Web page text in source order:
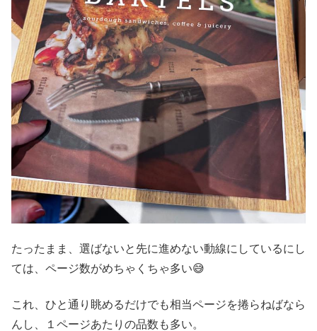
たったまま、選ばないと先に進めない動線にしているにし
ては、ページ数がめちゃくちゃ多い😅
これ、ひと通り眺めるだけでも相当ページを捲らねばなら
んし、１ページあたりの品数も多い。